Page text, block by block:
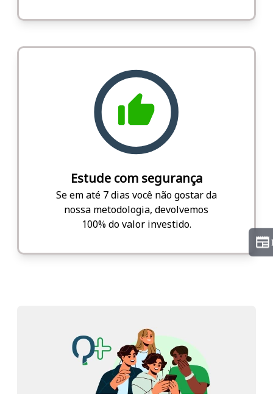
Estude com segurança
Se em até 7 dias você não gostar da
nossa metodologia, devolvemos
100% do valor investido.